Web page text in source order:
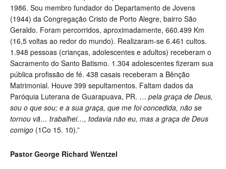
1986. Sou membro fundador do Departamento de Jovens
(1944) da Congregação Cristo de Porto Alegre, bairro São
Geraldo. Foram percorridos, aproximadamente, 660.499 Km
(16,5 voltas ao redor do mundo). Realizaram-se 6.461 cultos.
1.948 pessoas (crianças, adolescentes e adultos) receberam o
Sacramento do Santo Batismo. 1.304 adolescentes fizeram sua
pública profissão de fé. 438 casais receberam a Bênção
Matrimonial. Houve 399 sepultamentos. Faltam dados da
Paróquia Luterana de Guarapuava, PR. … pela graça de Deus,
sou o que sou; e a sua graça, que me foi concedida, não se
tornou vã… trabalhei…, todavia não eu, mas a graça de Deus
comigo (1Co 15. 10).”
PastorGeorge Richard Wentzel